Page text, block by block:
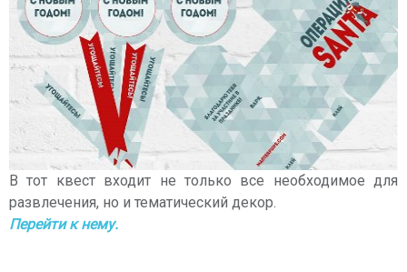
В тот квест входит не только все необходимое для
развлечения, но и тематический декор.
Перейти к нему.